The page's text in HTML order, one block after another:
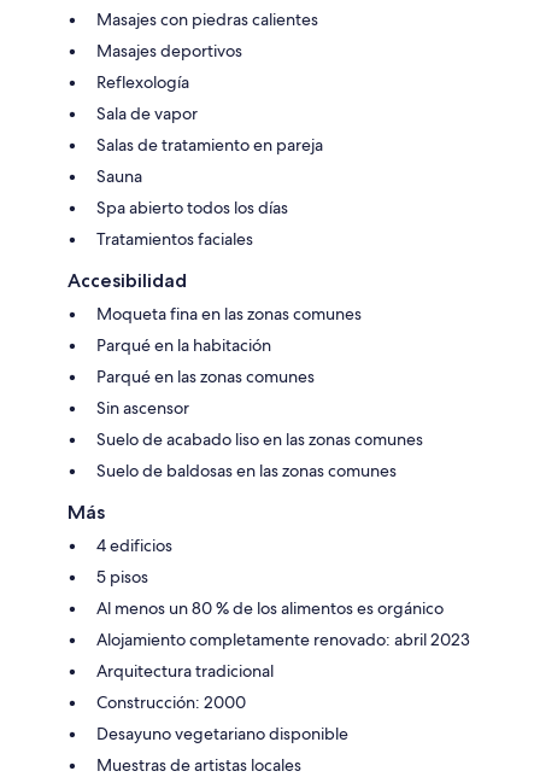
Masajes con piedras calientes
Masajes deportivos
Reflexología
Sala de vapor
Salas de tratamiento en pareja
Sauna
Spa abierto todos los días
Tratamientos faciales
Accesibilidad
Moqueta fina en las zonas comunes
Parqué en la habitación
Parqué en las zonas comunes
Sin ascensor
Suelo de acabado liso en las zonas comunes
Suelo de baldosas en las zonas comunes
Más
4 edificios
5 pisos
Al menos un 80 % de los alimentos es orgánico
Alojamiento completamente renovado: abril 2023
Arquitectura tradicional
Construcción: 2000
Desayuno vegetariano disponible
Muestras de artistas locales